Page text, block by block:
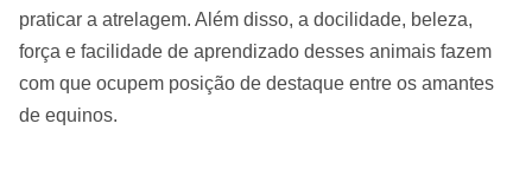
praticar a atrelagem. Além disso, a docilidade, beleza,
força e facilidade de aprendizado desses animais fazem
com que ocupem posição de destaque entre os amantes
de equinos.